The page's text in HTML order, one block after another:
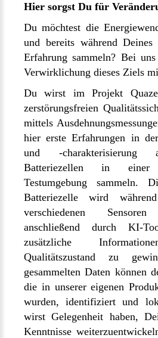
Hier sorgst Du für
Du möchtest die
und bereits während Deines
Erfahrung sammeln? Bei
Verwirklichung dieses Ziels
Du wirst im Projekt
zerstörungsfreien
mittels
hier erste Erfahrungen in
und -charakterisierung
Batteriezellen in einer
Testumgebung sammeln.
Batteriezelle wird
verschiedenen
anschließend durch KI-
zusätzliche
Qualitätszustand zu
gesammelten Daten können
die in unserer eigenen
wurden, identifiziert und
wirst Gelegenheit haben,
Kenntnisse